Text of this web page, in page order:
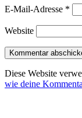
E-Mail-Adresse *
Website
Diese Website
wie deine